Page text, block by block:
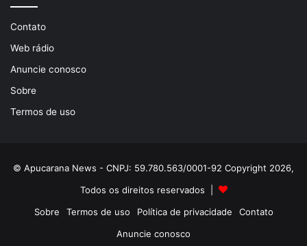
Contato
Web rádio
Anuncie conosco
Sobre
Termos de uso
© Apucarana News - CNPJ: 59.780.563/0001-92 Copyright 2026,
Todos os direitos reservados |
Sobre
Termos de uso Política de privacidade
Contato
Anuncie conosco